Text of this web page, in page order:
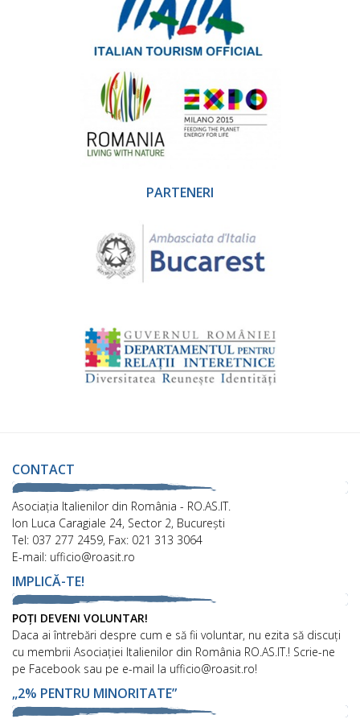
PARTENERI
CONTACT
Asociaţia Italienilor din România - RO.AS.IT.
Ion Luca Caragiale 24, Sector 2, București
Tel: 037 277 2459, Fax: 021 313 3064
E-mail: ufficio@roasit.ro
IMPLICĂ-TE!
POȚI DEVENI VOLUNTAR!
Daca ai întrebări despre cum e să fii voluntar, nu ezita să discuți
cu membrii Asociației Italienilor din România RO.AS.IT.! Scrie-ne
pe Facebook sau pe e-mail la ufficio@roasit.ro!
„2% PENTRU MINORITATE”